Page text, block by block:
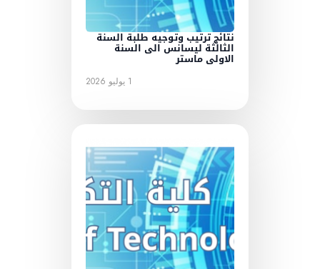
نتائج ترتيب وتوجيه طلبة السنة
الثالثة ليسانس الى السنة
الاولى ماستر
1 يوليو 2026